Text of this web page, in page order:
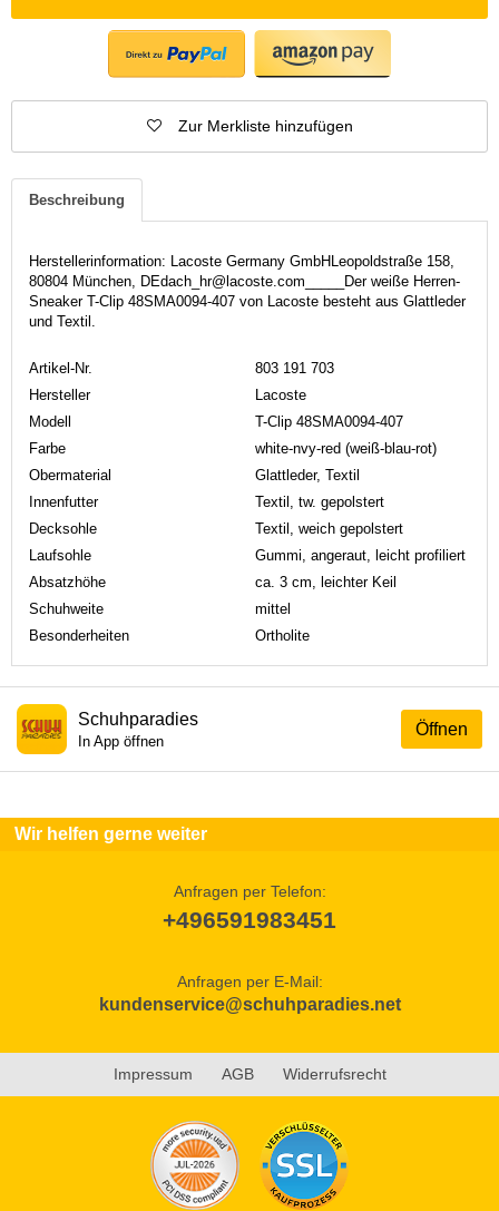
Zur Merkliste hinzufügen
Beschreibung
Herstellerinformation: Lacoste Germany GmbHLeopoldstraße 158,
80804 München, DEdach_hr@lacoste.com_____Der weiße Herren-
Sneaker T-Clip 48SMA0094-407 von Lacoste besteht aus Glattleder
und Textil.
Artikel-Nr.
803 191 703
Hersteller
Lacoste
Modell
T-Clip 48SMA0094-407
Farbe
white-nvy-red (weiß-blau-rot)
Obermaterial
Glattleder, Textil
Innenfutter
Textil, tw. gepolstert
Decksohle
Textil, weich gepolstert
Laufsohle
Gummi, angeraut, leicht profiliert
Absatzhöhe
ca. 3 cm, leichter Keil
Schuhweite
mittel
Besonderheiten
Ortholite
Öffnen
Schuhparadies
In App öffnen
Wir helfen gerne weiter
Anfragen per Telefon:
+496591983451
Anfragen per E-Mail:
kundenservice@schuhparadies.net
Impressum AGB Widerrufsrecht